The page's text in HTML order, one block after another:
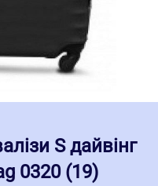
S дайвінг
0320 (19)